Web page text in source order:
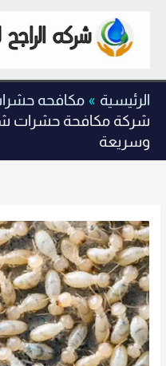
المحتوى
الرئيسية
مكافحه
شركة مكافحة حشرات
وسريعة